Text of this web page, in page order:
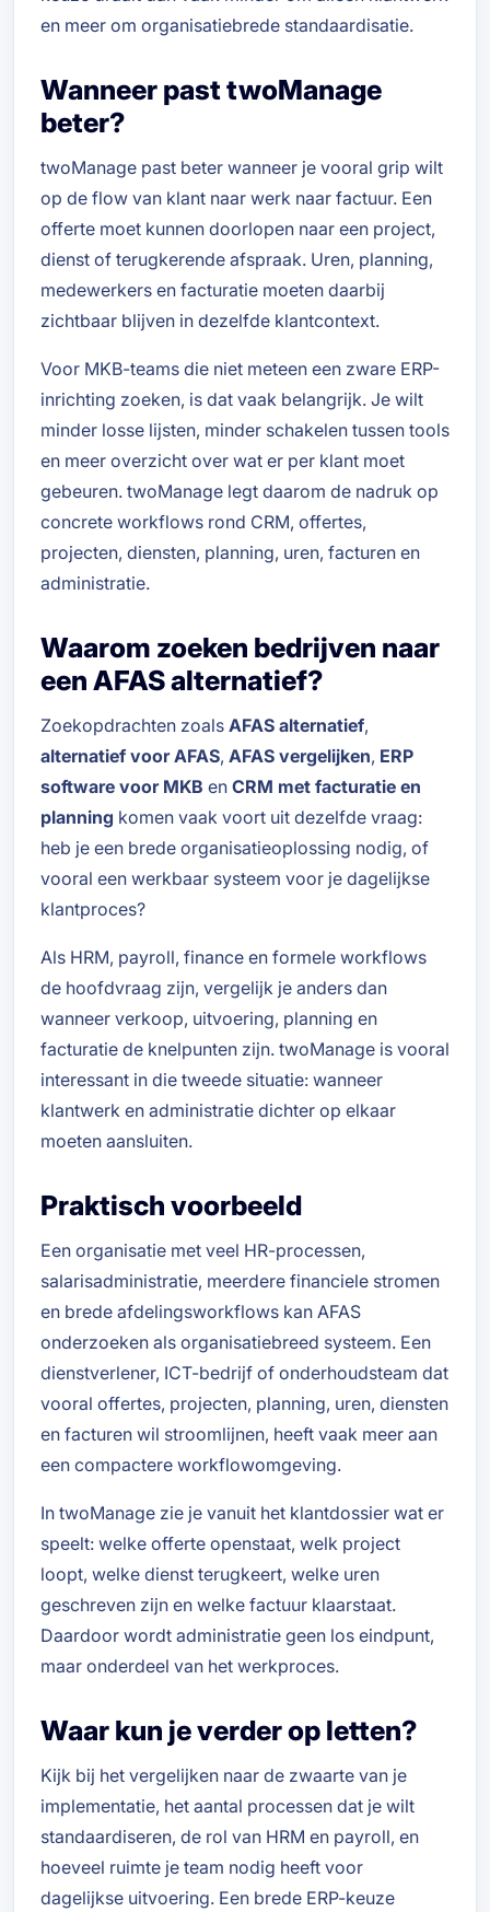
en meer om organisatiebrede standaardisatie.
Wanneer past twoManage
beter?
twoManage past beter wanneer je vooral grip wilt
op de flow van klant naar werk naar factuur. Een
offerte moet kunnen doorlopen naar een project,
dienst of terugkerende afspraak. Uren, planning,
medewerkers en facturatie moeten daarbij
zichtbaar blijven in dezelfde klantcontext.
Voor MKB-teams die niet meteen een zware ERP-
inrichting zoeken, is dat vaak belangrijk. Je wilt
minder losse lijsten, minder schakelen tussen tools
en meer overzicht over wat er per klant moet
gebeuren. twoManage legt daarom de nadruk op
concrete workflows rond CRM, offertes,
projecten, diensten, planning, uren, facturen en
administratie.
Waarom zoeken bedrijven naar
een AFAS alternatief?
Zoekopdrachten zoals AFAS alternatief,
alternatief voor AFAS, AFAS vergelijken, ERP
software voor MKB en CRM met facturatie en
planning komen vaak voort uit dezelfde vraag:
heb je een brede organisatieoplossing nodig, of
vooral een werkbaar systeem voor je dagelijkse
klantproces?
Als HRM, payroll, finance en formele workflows
de hoofdvraag zijn, vergelijk je anders dan
wanneer verkoop, uitvoering, planning en
facturatie de knelpunten zijn. twoManage is vooral
interessant in die tweede situatie: wanneer
klantwerk en administratie dichter op elkaar
moeten aansluiten.
Praktisch voorbeeld
Een organisatie met veel HR-processen,
salarisadministratie, meerdere financiele stromen
en brede afdelingsworkflows kan AFAS
onderzoeken als organisatiebreed systeem. Een
dienstverlener, ICT-bedrijf of onderhoudsteam dat
vooral offertes, projecten, planning, uren, diensten
en facturen wil stroomlijnen, heeft vaak meer aan
een compactere workflowomgeving.
In twoManage zie je vanuit het klantdossier wat er
speelt: welke offerte openstaat, welk project
loopt, welke dienst terugkeert, welke uren
geschreven zijn en welke factuur klaarstaat.
Daardoor wordt administratie geen los eindpunt,
maar onderdeel van het werkproces.
Waar kun je verder op letten?
Kijk bij het vergelijken naar de zwaarte van je
implementatie, het aantal processen dat je wilt
standaardiseren, de rol van HRM en payroll, en
hoeveel ruimte je team nodig heeft voor
dagelijkse uitvoering. Een brede ERP-keuze